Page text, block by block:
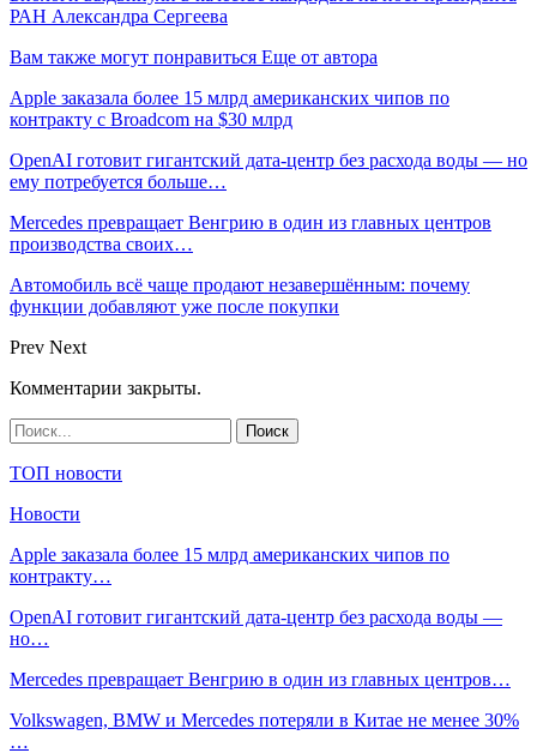
РАН Александра Сергеева
Вам также могут понравиться Еще от автора
Apple заказала более 15 млрд американских чипов по
контракту с Broadcom на $30 млрд
OpenAI готовит гигантский дата-центр без расхода воды — но
ему потребуется больше…
Mercedes превращает Венгрию в один из главных центров
производства своих…
Автомобиль всё чаще продают незавершённым: почему
функции добавляют уже после покупки
Prev Next
Комментарии закрыты.
ТОП новости
Новости
Apple заказала более 15 млрд американских чипов по
контракту…
OpenAI готовит гигантский дата-центр без расхода воды —
но…
Mercedes превращает Венгрию в один из главных центров…
Volkswagen, BMW и Mercedes потеряли в Китае не менее 30%
…